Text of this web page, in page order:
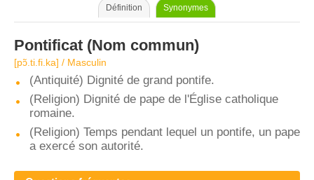
Définition Synonymes
Pontificat (Nom commun)
[pɔ̃.ti.fi.ka] / Masculin
(Antiquité) Dignité de grand pontife.
(Religion) Dignité de pape de l'Église catholique
romaine.
(Religion) Temps pendant lequel un pontife, un pape
a exercé son autorité.